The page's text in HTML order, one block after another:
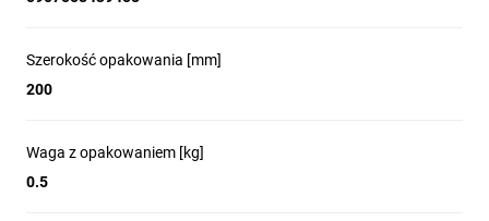
Szerokość opakowania [mm]
200
Waga z opakowaniem [kg]
0.5